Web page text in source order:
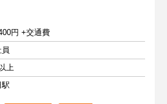
円 +交通費
上